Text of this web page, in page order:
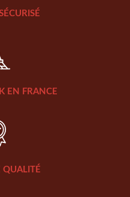
EN FRANCE
QUALITÉ